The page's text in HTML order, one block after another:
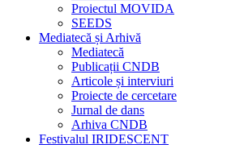
Proiectul MOVIDA
SEEDS
Mediatecă și Arhivă
Mediatecă
Publicații CNDB
Articole și interviuri
Proiecte de cercetare
Jurnal de dans
Arhiva CNDB
Festivalul IRIDESCENT